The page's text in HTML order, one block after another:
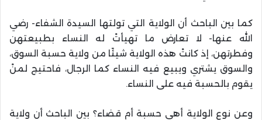
كما بين الباحث أن الولاية التي تولتها السيدة الشفاء- رضي
الله عنها- لا تعارض ما تهيأتْ له النساء بطبيعتهن
وفطرتهن، إذ كانتْ هذه الولاية شيئًا من ولاية حسبة السوق،
والسوق يشتري ويبيع فيه النساء كما الرجال، فاحتيج لمنْ
يقوم بالحسبة فيه على النساء.
وعن نوع الولاية أهي حسبة أم قضاء؟ بين الباحث أن ولاية